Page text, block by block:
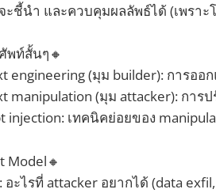
ะชี้นำ และควบคุมผลลัพธ์ได้ (เพราะ
พท์สั้นๆ🔸
engineering (มุม builder): การอ
manipulation (มุม attacker): การ
injection: เทคนิคย่อยของ
Model🔸
อะไรที่ attacker อยากได้ (data